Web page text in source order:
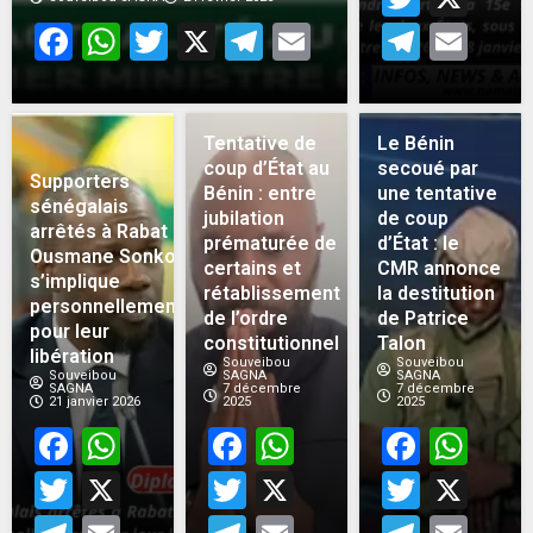
Facebook
WhatsApp
Twitter
X Telegram
Email
Supporters
sénégalais
arrêtés à Rabat :
Ousmane Sonko
s’implique
personnellement
pour leur
libération
Souveibou
SAGNA
21 janvier 2026
Facebook
WhatsApp
Twitter
X
Tentative de
coup d’État au
Bénin : entre
jubilation
prématurée de
certains et
rétablissement
de l’ordre
constitutionnel
Souveibou
SAGNA
7 décembre
2025
Facebook
WhatsApp
Twitter
Le Bénin
secoué par
une tentative
de coup
d’État : le
CMR annonce
la destitution
de Patrice
Talon
Souveibou
SAGNA
7 décembre
2025
X